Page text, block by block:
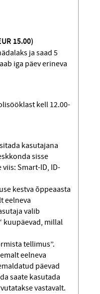
15.00)
ja saad 5
iga päev erineva
kell 12.00-
kasutajana
sisse
Smart-ID, ID-
kestva õppeaasta
eelneva
valib
kuupäevad, millal
tellimus”.
eelneva
päevad
saate kasutada
vastavalt.